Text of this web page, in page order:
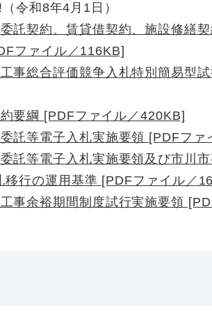
令和8年4月1日）
託契約、賃貸借契約、施設修繕
ファイル／116KB]
事総合評価競争入札特別簡易型
要綱 [PDFファイル／420KB]
託等電子入札実施要領 [PDFファ
託等電子入札実施要領及び市川
移行の運用基準 [PDFファイル／
事余裕期間制度試行実施要領